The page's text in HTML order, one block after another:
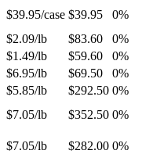
$39.95/case $39.95
0%
$2.09/lb $83.60
0%
$1.49/lb $59.60
0%
$6.95/lb $69.50
0%
$5.85/lb $292.50 0%
$7.05/lb $352.50 0%
$7.05/lb $282.00 0%